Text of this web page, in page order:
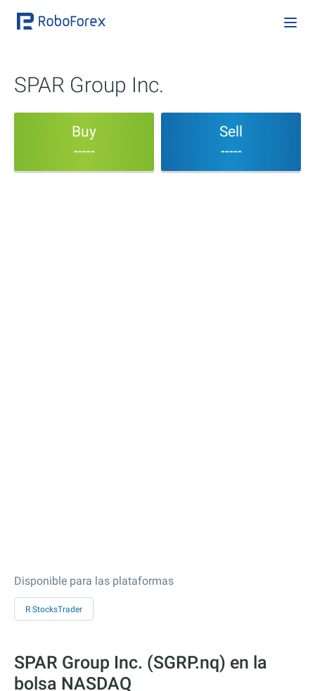
SPAR Group Inc.
Buy
-----
Sell
-----
Disponible para las plataformas
R StocksTrader
SPAR Group Inc. (SGRP.nq) en la
bolsa NASDAQ